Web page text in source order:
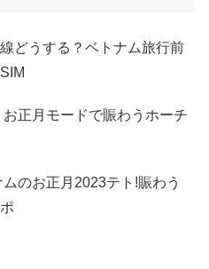
どうする？ベトナム旅行前
正月モードで賑わうホーチ
のお正月2023テト!賑わう